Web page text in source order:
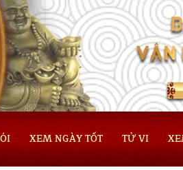
XEM NGÀY TỐT TỬ VI